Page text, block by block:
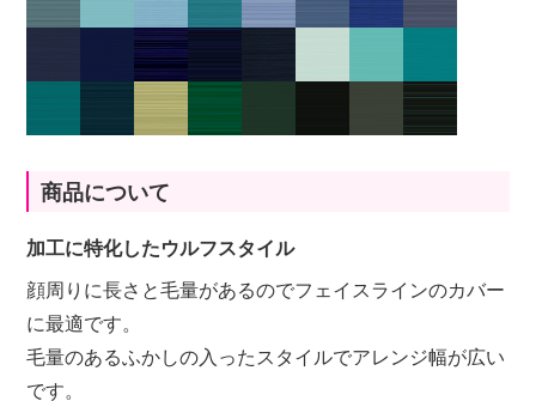
商品について
加工に特化したウルフスタイル
顔周りに長さと毛量があるのでフェイスラインのカバー
に最適です。
毛量のあるふかしの入ったスタイルでアレンジ幅が広い
です。